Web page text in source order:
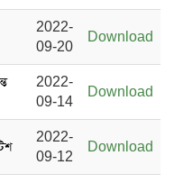
2022-
09-20
Download
2022-
09-14
Download
2022-
09-12
Download